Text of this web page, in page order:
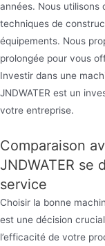
années. Nous utilisons
techniques de
équipements. Nous
prolongée pour vous
Investir dans une
JNDWATER est un
votre entreprise.
Comparaison
JNDWATER se
service
Choisir la bonne
est une décision
l’efficacité de votre